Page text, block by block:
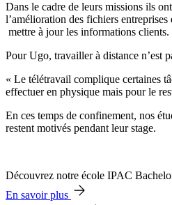
Dans le cadre de leurs missions ils
l’amélioration des fichiers
mettre à jour les informations clients.
Pour Ugo, travailler à distance n’est
« Le télétravail complique certaines
effectuer en physique mais pour le
En ces temps de confinement, nos
restent motivés pendant leur stage.
Découvrez notre école IPAC
En savoir plus